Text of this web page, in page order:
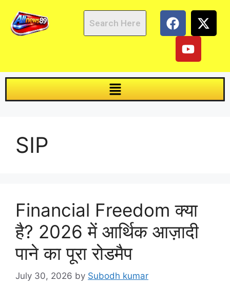
SIP
Financial Freedom क्या
है? 2026 में आर्थिक आज़ादी
पाने का पूरा रोडमैप
July 30, 2026 by Subodh kumar